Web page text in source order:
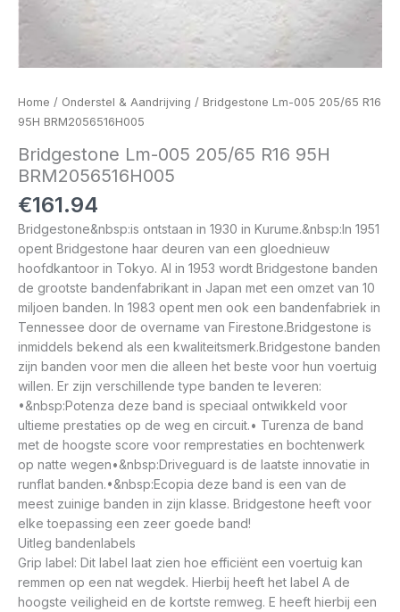
Home / Onderstel & Aandrijving / Bridgestone Lm-005 205/65 R16
95H BRM2056516H005
Bridgestone Lm-005 205/65 R16 95H
BRM2056516H005
€161.94
Bridgestone&nbsp:is ontstaan in 1930 in Kurume.&nbsp:In 1951
opent Bridgestone haar deuren van een gloednieuw
hoofdkantoor in Tokyo. Al in 1953 wordt Bridgestone banden
de grootste bandenfabrikant in Japan met een omzet van 10
miljoen banden. In 1983 opent men ook een bandenfabriek in
Tennessee door de overname van Firestone.Bridgestone is
inmiddels bekend als een kwaliteitsmerk.Bridgestone banden
zijn banden voor men die alleen het beste voor hun voertuig
willen. Er zijn verschillende type banden te leveren:
•&nbsp:Potenza deze band is speciaal ontwikkeld voor
ultieme prestaties op de weg en circuit.• Turenza de band
met de hoogste score voor remprestaties en bochtenwerk
op natte wegen•&nbsp:Driveguard is de laatste innovatie in
runflat banden.•&nbsp:Ecopia deze band is een van de
meest zuinige banden in zijn klasse. Bridgestone heeft voor
elke toepassing een zeer goede band!
Uitleg bandenlabels
Grip label: Dit label laat zien hoe efficiënt een voertuig kan
remmen op een nat wegdek. Hierbij heeft het label A de
hoogste veiligheid en de kortste remweg. E heeft hierbij een